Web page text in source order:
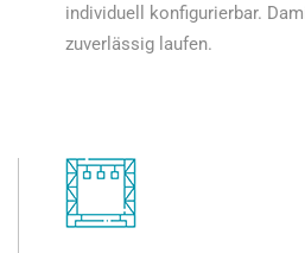
individuell konfigurierbar.
zuverlässig laufen.